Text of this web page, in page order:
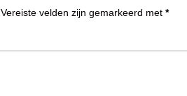
Vereiste velden zijn gemarkeerd met *